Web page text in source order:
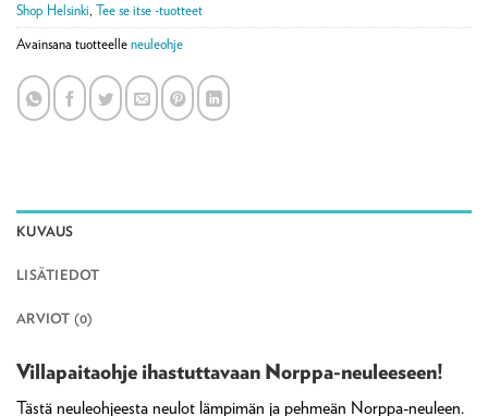
Shop Helsinki, Tee se itse -tuotteet
Avainsana tuotteelle neuleohje
KUVAUS
LISÄTIEDOT
ARVIOT (0)
Villapaitaohje ihastuttavaan Norppa-neuleeseen!
Tästä neuleohjeesta neulot lämpimän ja pehmeän Norppa-neuleen.